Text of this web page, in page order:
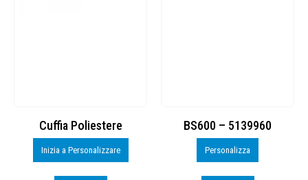
Cuffia Poliestere
Inizia a Personalizzare
BS600 – 5139960
Personalizza